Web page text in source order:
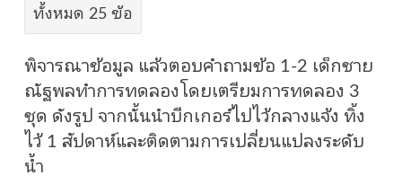
ทั้งหมด 25 ข้อ
พิจารณาข้อมูล แล้วตอบคำถามข้อ 1-2 เด็กชาย
ณัฐพลทำการทดลองโดยเตรียมการทดลอง 3
ชุด ดังรูป จากนั้นนำบีกเกอร์ไปไว้กลางแจ้ง ทิ้ง
ไว้ 1 สัปดาห์และติดตามการเปลี่ยนแปลงระดับ
น้ำ